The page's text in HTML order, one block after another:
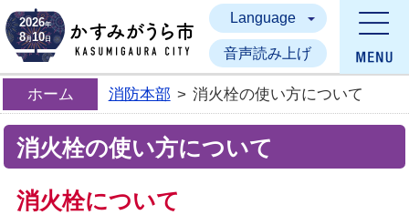
かすみがうら市
2026年
8月10日
Language
音声読み上げ
ホーム 消防本部 > 消火栓の使い方について
消火栓の使い方について
消火栓について